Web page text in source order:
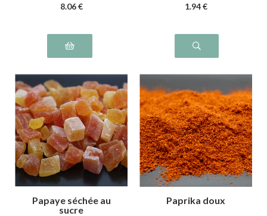
8.06 € 1.94 €
Papaye séchée au
sucre
Paprika doux